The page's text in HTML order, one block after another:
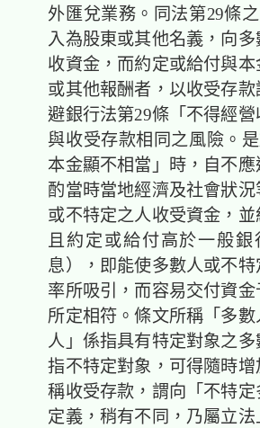
外匯兌業務。同法第29條
入為股東或其他名義，向
收資金，而約定或給付與
或其他報酬者，以收受存
避銀行法第29條「不得經
與收受存款相同之風險。
本金顯不相當」時，自不
酌當時當地經濟及社會狀
或不特定之人收受資金，
且約定或給付高於一般
息），即能使多數人或不
率所吸引，而容易交付資
所定相符。條文所稱「多
人」係指具有特定對象之
指不特定對象，可得隨時
稱收受存款，謂向「不特
定義，稍有不同，乃屬立